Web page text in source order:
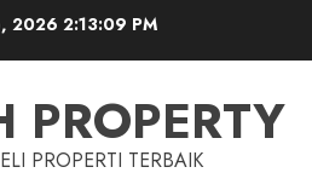
20262:13:10 PM
PROPERTY
PROPERTI TERBAIK